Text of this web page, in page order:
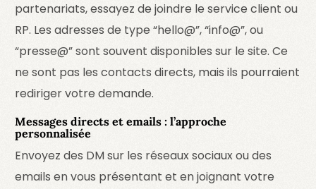
partenariats, essayez de joindre le service client ou
RP. Les adresses de type “hello@”, “info@”, ou
“presse@” sont souvent disponibles sur le site. Ce
ne sont pas les contacts directs, mais ils pourraient
rediriger votre demande.
Messages directs et emails : l’approche
personnalisée
Envoyez des DM sur les réseaux sociaux ou des
emails en vous présentant et en joignant votre